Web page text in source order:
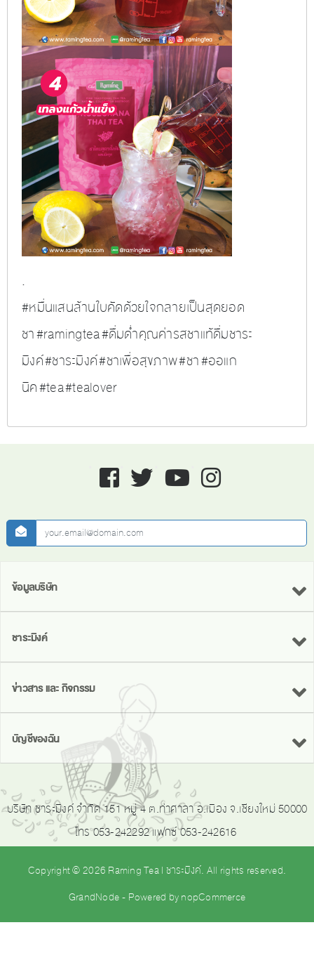
.
#หมื่นแสนล้านใบคัดด้วยใจกลายเป็นสุดยอด
ชา#ramingtea#ดื่มด่ำคุณค่ารสชาแท้ดื่มชาระ
มิงค์#ชาระมิงค์#ชาเพื่อสุขภาพ#ชา#ออแก
นิค#tea#tealover
Facebook twitter youtube instagram
newsletter
ข้อมูลบริษัท
ชาระมิงค์
ข่าวสาร และ กิจกรรม
บัญชีของฉัน
บริษัท ชาระมิงค์ จำกัด 151 หมู่ 4 ต.ท่าศาลา อ.เมือง จ.เชียงใหม่ 50000
โทร 053-242292 แฟกซ์ 053-242616
Copyright © 2026 Raming Tea | ชาระมิงค์. All rights reserved.
GrandNode- Powered bynopCommerce